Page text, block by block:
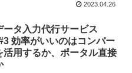
2023.04.26
ータ入力代行サービス
効率がいいのはコンバー
活用するか、ポータル直接